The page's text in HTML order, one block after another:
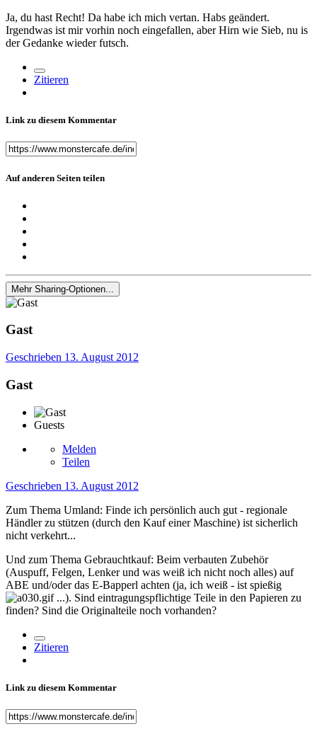
Ja, du hast Recht! Da habe ich mich vertan. Habs geändert.
Irgendwas ist mir vorhin noch eingefallen, aber Hirn wie Sieb, nu is
der Gedanke wieder futsch.
Zitieren
Link zu diesem Kommentar
Auf anderen Seiten teilen
Mehr Sharing-Optionen...
Gast
Geschrieben 13. August 2012
Gast
Guests
Melden
Teilen
Geschrieben 13. August 2012
Zum Thema Umland: Finde ich persönlich auch gut - regionale
Händler zu stützen (durch den Kauf einer Maschine) ist sicherlich
nicht verkehrt...
Und zum Thema Gebrauchtkauf: Beim verbauten Zubehör
(Auspuff, Felgen, Lenker und was weiß ich nicht noch alles) auf
ABE und/oder das E-Bapperl achten (ja, ich weiß - ist spießig
...). Sind eintragungspflichtige Teile in den Papieren zu
finden? Sind die Originalteile noch vorhanden?
Zitieren
Link zu diesem Kommentar